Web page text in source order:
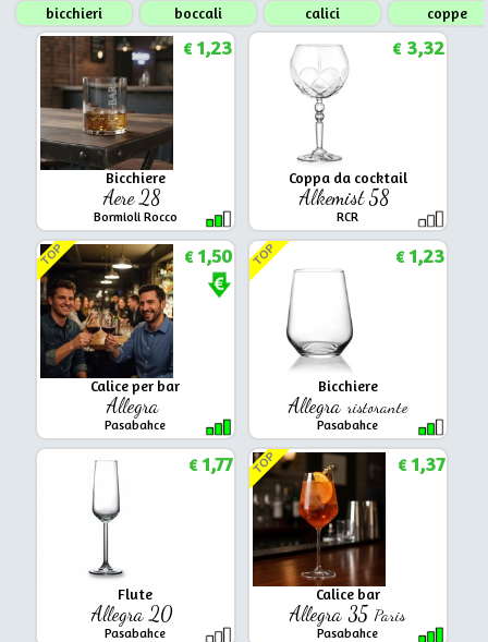
bicchieri boccali calici coppe
Bicchiere
Aere 28
Bormioli Rocco
€1,23
Coppa da cocktail
Alkemist 58
RCR
€3,32
Calice per bar
Allegra
Pasabahce
TOP €1,50
Bicchiere
Allegra ristorante
Pasabahce
TOP €1,23
Flute
Allegra 20
Pasabahce
€1,77
Calice bar
Allegra 35 Paris
Pasabahce
TOP €1,37